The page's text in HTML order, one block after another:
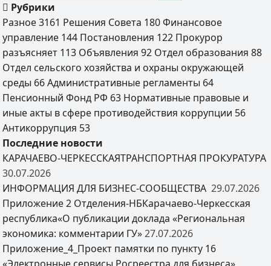
Рубрики
Разное3161 Решения Совета 180 Финансовое
управление 144 Постановления 122 Прокурор
разъясняет 113 Объявления92 Отдел образования88
Отдел сельского хозяйства и охраны окружающей
среды 66 Административные регламенты 64
Пенсионный Фонд РФ 63 Нормативные правовые и
иные акты в сфере противодействия коррупции 56
Антикоррупция 53
Последние новости
КАРАЧАЕВО-ЧЕРКЕССКАЯТРАНСПОРТНАЯ ПРОКУРАТУРА
30.07.2026
ИНФОРМАЦИЯ ДЛЯ БИЗНЕС-СООБЩЕСТВА 29.07.2026
Приложение 2 Отделения-НБКарачаево-Черкесская
республика«О публикации доклада «Региональная
экономика: комментарии ГУ» 27.07.2026
Приложение_4_Проект памятки по пункту 16